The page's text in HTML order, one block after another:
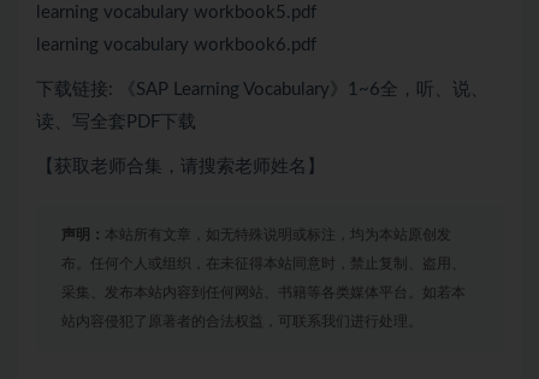
learning vocabulary workbook5.pdf
learning vocabulary workbook6.pdf
下载链接: 《SAP Learning Vocabulary》1~6全，听、说、
读、写全套PDF下载
【获取老师合集，请搜索老师姓名】
声明： 本站所有文章，如无特殊说明或标注，均为本站原创发
布。任何个人或组织，在未征得本站同意时，禁止复制、盗用、
采集、发布本站内容到任何网站、书籍等各类媒体平台。如若本
站内容侵犯了原著者的合法权益，可联系我们进行处理。